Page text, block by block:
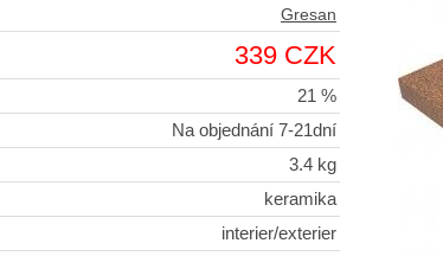
Gresan
339 CZK
21 %
Na objednání 7-21dní
3.4 kg
keramika
interier/exterier